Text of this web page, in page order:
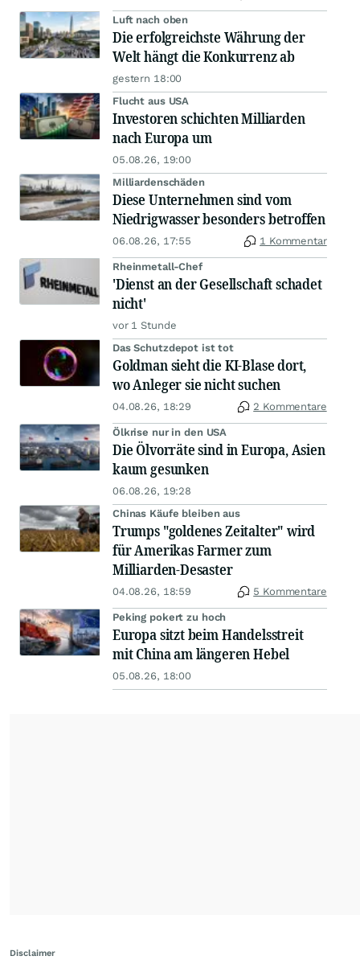
Luft nach oben
Die erfolgreichste Währung der
Welt hängt die Konkurrenz ab
gestern 18:00
Flucht aus USA
Investoren schichten Milliarden
nach Europa um
05.08.26, 19:00
Milliardenschäden
Diese Unternehmen sind vom
Niedrigwasser besonders betroffen
06.08.26, 17:55 1 Kommentar
Rheinmetall-Chef
'Dienst an der Gesellschaft schadet
nicht'
vor 1 Stunde
Das Schutzdepot ist tot
Goldman sieht die KI-Blase dort,
wo Anleger sie nicht suchen
04.08.26, 18:29 2 Kommentare
Ölkrise nur in den USA
Die Ölvorräte sind in Europa, Asien
kaum gesunken
06.08.26, 19:28
Chinas Käufe bleiben aus
Trumps "goldenes Zeitalter" wird
für Amerikas Farmer zum
Milliarden-Desaster
04.08.26, 18:59 5 Kommentare
Peking pokert zu hoch
Europa sitzt beim Handelsstreit
mit China am längeren Hebel
05.08.26, 18:00
Disclaimer